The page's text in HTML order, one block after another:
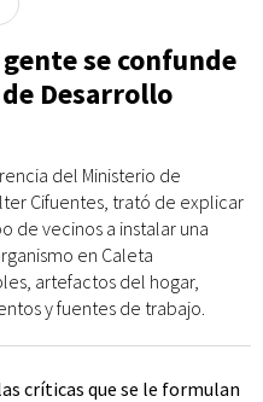
se confunde
Desarrollo
del Ministerio de
Cifuentes, trató de explicar
de vecinos a instalar una
en Caleta
artefactos del hogar,
y fuentes de trabajo.